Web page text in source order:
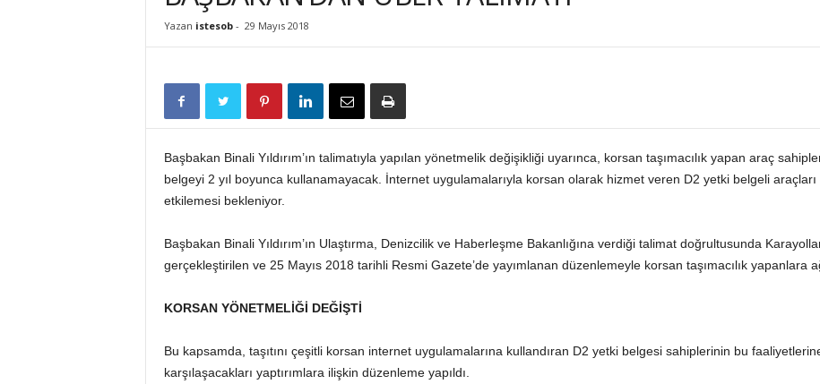
T
Yazan istesob- 29 Mayıs 2018
Başbakan Binali Yıldırım’ın talimatıyla yapılan yönetmelik değişikliği uyarınca, korsan taşımacılık yapan araç
belgeyi 2 yıl boyunca kullanamayacak. İnternet uygulamalarıyla korsan olarak hizmet veren D2 yetki belgeli
etkilemesi bekleniyor.
Başbakan Binali Yıldırım’ın Ulaştırma, Denizcilik ve Haberleşme Bakanlığına verdiği talimat doğrultusunda
gerçekleştirilen ve 25 Mayıs 2018 tarihli Resmi Gazete’de yayımlanan düzenlemeyle korsan taşımacılık yapanlara
KORSAN YÖNETMELİĞİ DEĞİŞTİ
Bu kapsamda, taşıtını çeşitli korsan internet uygulamalarına kullandıran D2 yetki belgesi sahiplerinin bu
karşılaşacakları yaptırımlara ilişkin düzenleme yapıldı.